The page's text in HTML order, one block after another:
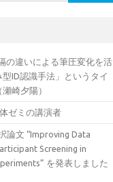
の違いによる筆圧変化を活
ID認識手法」というタイ
崎夕陽）
ゼミの講演者
論文 “Improving Data
Screening in
を発表しました